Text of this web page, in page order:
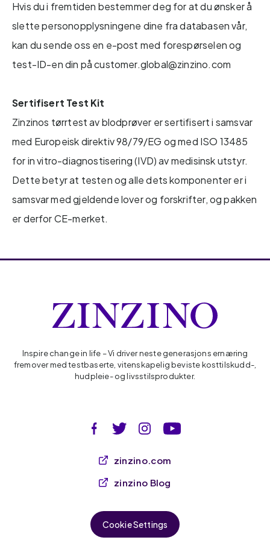
Hvis du i fremtiden bestemmer deg for at du ønsker å
slette personopplysningene dine fra databasen vår,
kan du sende oss en e-post med forespørselen og
test-ID-en din på customer.global@zinzino.com
Sertifisert Test Kit
Zinzinos tørrtest av blodprøver er sertifisert i samsvar
med Europeisk direktiv 98/79/EG og med ISO 13485
for in vitro-diagnostisering (IVD) av medisinsk utstyr.
Dette betyr at testen og alle dets komponenter er i
samsvar med gjeldende lover og forskrifter, og pakken
er derfor CE-merket.
Inspire change in life – Vi driver neste generasjons ernæring
fremover med testbaserte, vitenskapelig beviste kosttilskudd-,
hudpleie- og livsstilsprodukter.
zinzino.com
zinzino Blog
Cookie Settings